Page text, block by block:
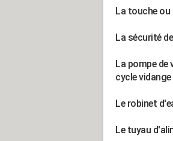
La touche
La sécurité
La pompe de
cycle vidange
Le robinet
Le tuyau